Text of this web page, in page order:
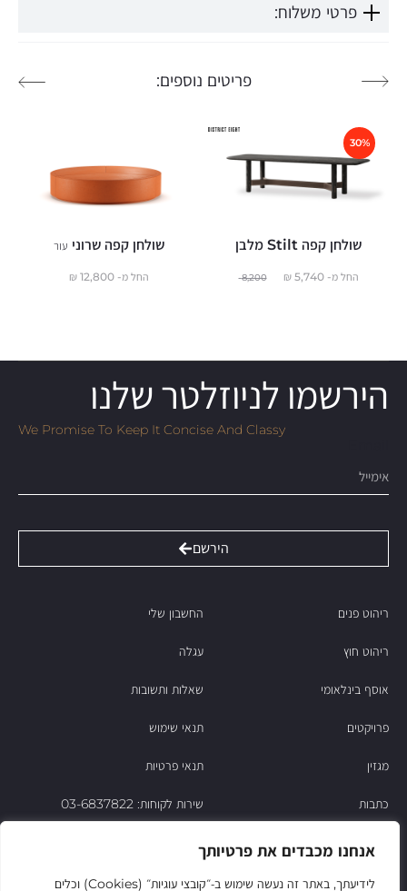
אנחנו מכבדים את פרטיותך
לידיעתך, באתר זה נעשה שימוש ב‑״קובצי עוגיות״ (Cookies) וכלים
פרטי משלוח:
פריטים נוספים:
שולחן קפה Stilt מלבן
30%
החל מ-5,740
₪
8,200
שולחן קפה שרוני עור
החל מ-12,800
₪
הירשמו לניוזלטר שלנו
We Promise To Keep It Concise And Classy
הירשם
ריהוט פנים
ריהוט חוץ
אוסף בינלאומי
פרויקטים
מגזין
כתבות
צור קשר
החשבון שלי
עגלה
שאלות ותשובות
תנאי שימוש
תנאי פרטיות
שירות לקוחות: 03-6837822